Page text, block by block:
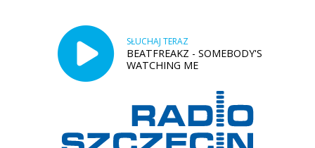
SŁUCHAJ TERAZ
BEATFREAKZ - SOMEBODY'S
WATCHING ME